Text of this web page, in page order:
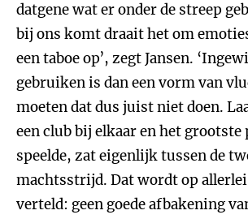
datgene wat er onder de streep
bij ons komt draait het om
een taboe op’, zegt Jansen.
gebruiken is dan een vorm van
moeten dat dus juist niet doen.
een club bij elkaar en het grootste
speelde, zat eigenlijk tussen de
machtsstrijd. Dat wordt op
verteld: geen goede afbakening